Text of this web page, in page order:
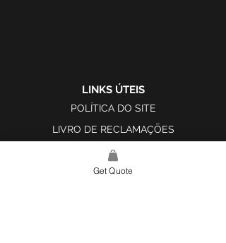
LINKS ÚTEIS
POLÍTICA DO SITE
LIVRO DE RECLAMAÇÕES
Get Quote